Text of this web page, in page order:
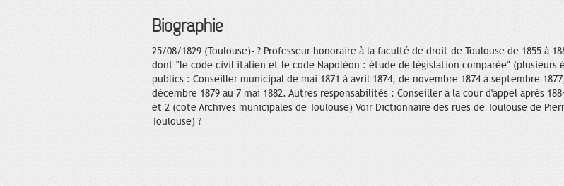
Biographie
25/08/1829 (Toulouse)- ? Professeur honoraire à la faculté de droit de Toulouse de 1855 à
dont "le code civil italien et le code Napoléon : étude de législation comparée" (plusieurs
publics : Conseiller municipal de mai 1871 à avril 1874, de novembre 1874 à septembre
décembre 1879 au 7 mai 1882. Autres responsabilités : Conseiller à la cour d'appel après
et 2 (cote Archives municipales de Toulouse) Voir Dictionnaire des rues de Toulouse de
Toulouse) ?